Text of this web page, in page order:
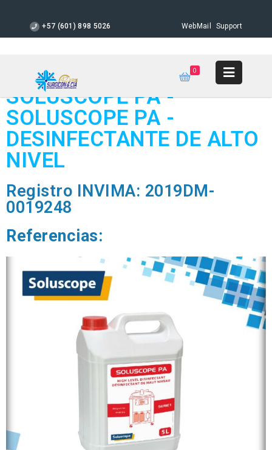
+57 (601) 898 5026 WebMail Support
0
SOLUSCOPE PA -
SOLUSCOPE PA -
DESINFECTANTE DE ALTO
NIVEL
Registro INVIMA: 2019DM-
0019248
Referencias: